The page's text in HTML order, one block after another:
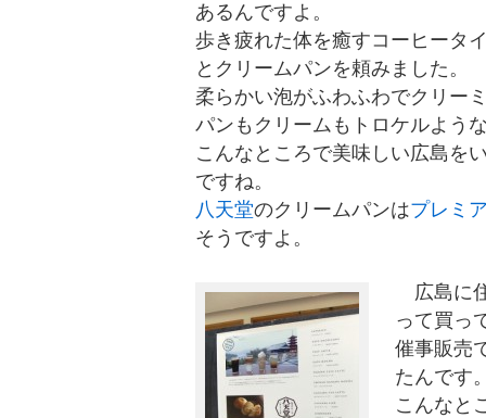
あるんですよ。
歩き疲れた体を癒すコーヒー
とクリームパンを頼みました。
柔らかい泡がふわふわでクリ
パンもクリームもトロケルよう
こんなところで美味しい広島を
ですね。
八天堂のクリームパンはプレミ
そうですよ。
広島に
って買っ
催事販売
たんです
こんなと